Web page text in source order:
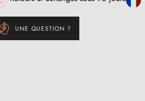
UNE QUESTION ?